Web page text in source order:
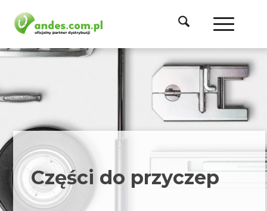
Części do przyczep